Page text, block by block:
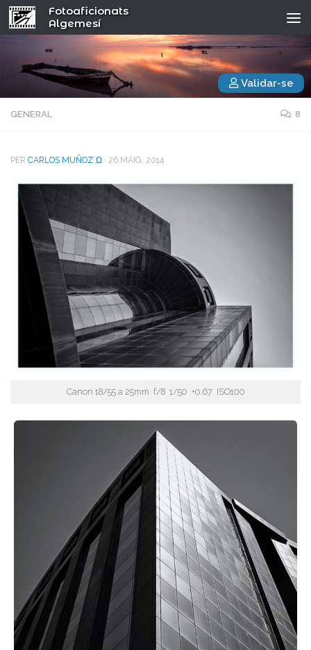
Fotoaficionats
Algemesí
Validar-se
GENERAL 8
PER CARLOS MUÑOZ Ω · 26 MAIG, 2014
Canon 18/55 a 25mm f/8 1/50 +0.67 ISO100